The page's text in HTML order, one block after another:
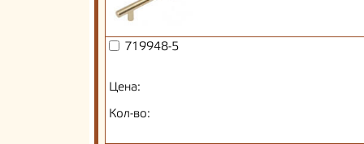
719948-5
Цена:
Кол-во: